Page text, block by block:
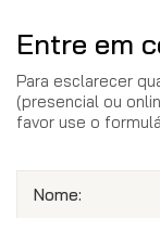
Entre em
Para esclarecer
(presencial ou
favor use o
Nome: